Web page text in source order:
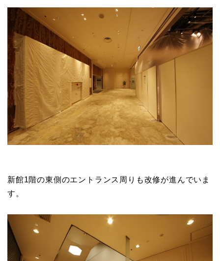
新館1階の東側のエントランス周りも改修が進んでいま
す。